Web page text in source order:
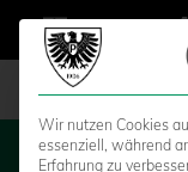
Wir nutzen Cookies
essenziell, während
Erfahrung zu